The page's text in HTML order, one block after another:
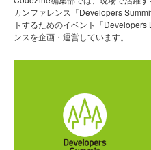
カンファレンス「Developers
トするためのイベント「
ンスを企画・運営しています。